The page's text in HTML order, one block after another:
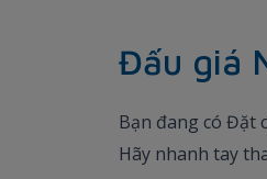
Đấu giá
Bạn đang có Đặt
Hãy nhanh tay